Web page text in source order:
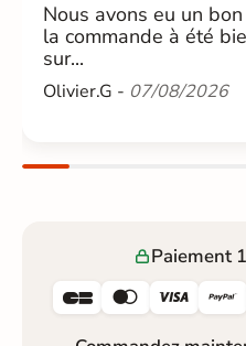
Nous avons eu un
la commande à été
sur...
Olivier.G - 07/08/2026
Paiement
   